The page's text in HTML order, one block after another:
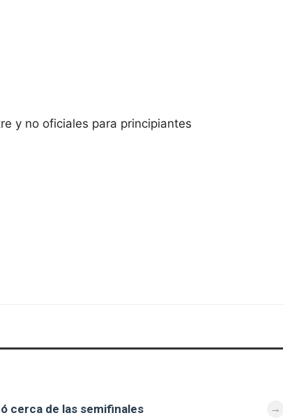
y no oficiales para principiantes
cerca de las semifinales